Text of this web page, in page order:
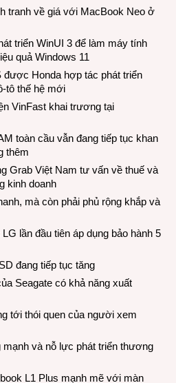
tranh về giá với MacBook Neo ở
triển WinUI 3 để làm máy tính
quả Windows 11
được Honda hợp tác phát triển
tô thế hệ mới
VinFast khai trương tại
toàn cầu vẫn đang tiếp tục khan
thêm
Grab Việt Nam tư vấn về thuế và
kinh doanh
mà còn phải phủ rộng khắp và
lần đầu tiên áp dụng bảo hành 5
đang tiếp tục tăng
Seagate có khả năng xuất
tới thói quen của người xem
mạnh và nỗ lực phát triển thương
L1 Plus mạnh mẽ với màn